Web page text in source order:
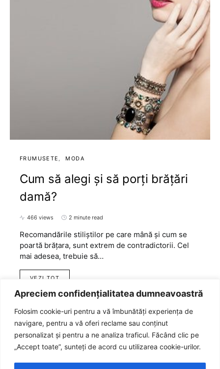
Apreciem confidențialitatea dumneavoastră
Folosim cookie-uri pentru a vă îmbunătăți experiența de
navigare, pentru a vă oferi reclame sau conținut
personalizat și pentru a ne analiza traficul. Făcând clic pe
„Accept toate”, sunteți de acord cu utilizarea cookie-urilor.
FRUMUSETE MODA
Cum să alegi și să porți brățări
damă?
466 views 2 minute read
Recomandările stiliştilor pe care mână și cum se
poartă brățara, sunt extrem de contradictorii. Cel
mai adesea, trebuie să…
VEZI TOT